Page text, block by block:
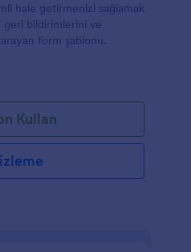
hale getirmenizi sağlamak
geri bildirimlerini ve
form şablonu.
Kullan